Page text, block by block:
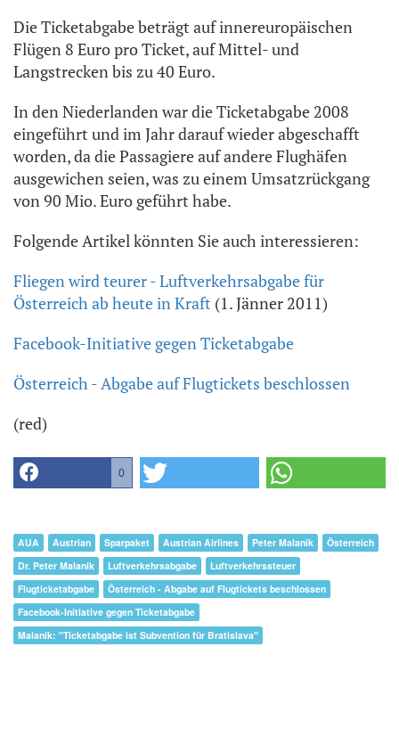
Die Ticketabgabe beträgt auf innereuropäischen
Flügen 8 Euro pro Ticket, auf Mittel- und
Langstrecken bis zu 40 Euro.
In den Niederlanden war die Ticketabgabe 2008
eingeführt und im Jahr darauf wieder abgeschafft
worden, da die Passagiere auf andere Flughäfen
ausgewichen seien, was zu einem Umsatzrückgang
von 90 Mio. Euro geführt habe.
Folgende Artikel könnten Sie auch interessieren:
Fliegen wird teurer - Luftverkehrsabgabe für
Österreich ab heute in Kraft (1. Jänner 2011)
Facebook-Initiative gegen Ticketabgabe
Österreich - Abgabe auf Flugtickets beschlossen
(red)
0
AUA Austrian Sparpaket Austrian Airlines Peter Malanik
Österreich
Dr. Peter Malanik
Luftverkehrsabgabe
Luftverkehrssteuer
Flugticketabgabe
Österreich - Abgabe auf Flugtickets beschlossen
Facebook-Initiative gegen Ticketabgabe
Malanik: "Ticketabgabe ist Subvention für Bratislava"